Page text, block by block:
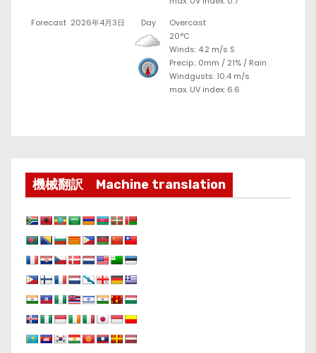
Forecast 2026年4月3日 Day
Overcast
20°C
Winds: 4.2 m/s S
Precip.: 0mm / 21% / Rain
Windgusts: 10.4 m/s
max. UV index: 6.6
機械翻訳 Machine translation